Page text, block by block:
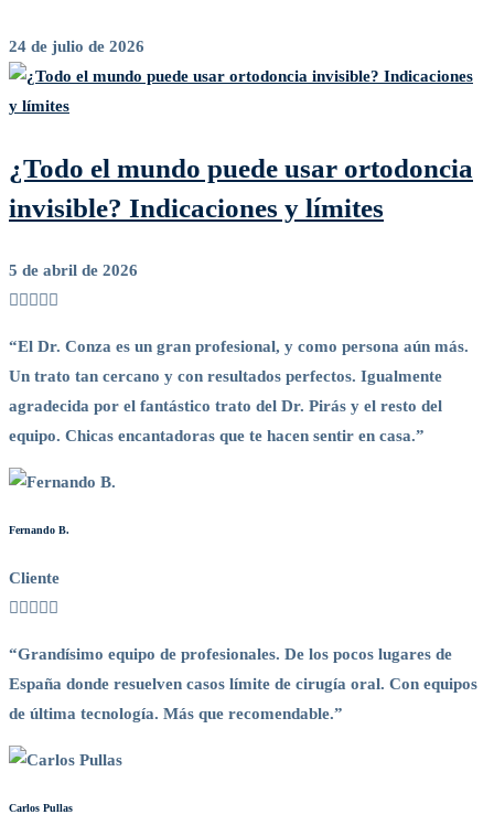
24 de julio de 2026
¿Todo el mundo puede usar ortodoncia
invisible? Indicaciones y límites
5 de abril de 2026
“El Dr. Conza es un gran profesional, y como persona aún más.
Un trato tan cercano y con resultados perfectos. Igualmente
agradecida por el fantástico trato del Dr. Pirás y el resto del
equipo. Chicas encantadoras que te hacen sentir en casa.”
Fernando B.
Cliente
“Grandísimo equipo de profesionales. De los pocos lugares de
España donde resuelven casos límite de cirugía oral. Con equipos
de última tecnología. Más que recomendable.”
Carlos Pullas